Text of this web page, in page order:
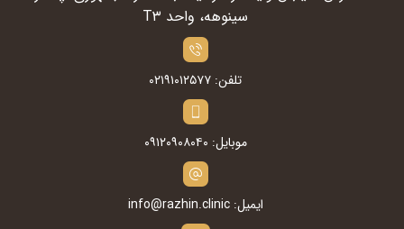
سینوهه، واحد T۳
تلفن: ۰۲۱۹۱۰۱۲۵۷۷
موبایل: ۰۹۱۲۰۹۰۸۰۴۰
ایمیل: info@razhin.clinic